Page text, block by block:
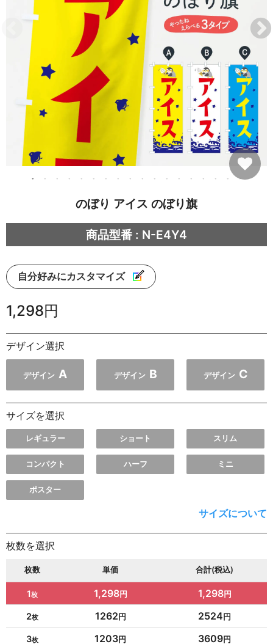
のぼり アイス のぼり旗
商品型番 : N-E4Y4
自分好みにカスタマイズ
1,298円
デザイン選択
デザイン A デザイン B デザイン C
サイズを選択
レギュラー ショート スリム
コンパクト ハーフ ミニ
ポスター
サイズについて
枚数を選択
枚数 単価 合計(税込)
1 1,298 1,298
2 1262 2524
3 1203 3609